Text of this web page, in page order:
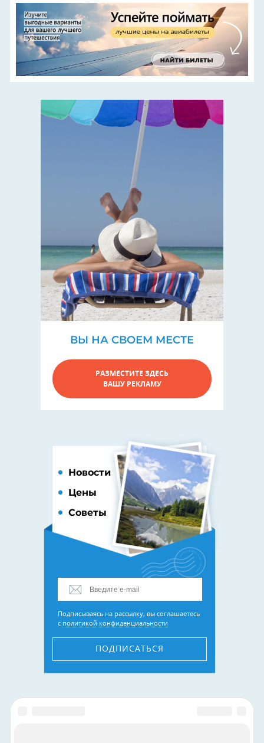
ВЫ НА СВОЕМ МЕСТЕ
РАЗМЕСТИТЕ ЗДЕСЬ
ВАШУ РЕКЛАМУ
Новости
Цены
Советы
Подписываясь на рассылку, вы соглашаетесь
с политикой конфиденциальности
ПОДПИСАТЬСЯ